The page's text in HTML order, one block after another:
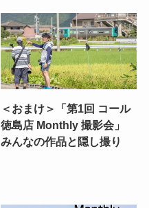
＜おまけ＞「第1回 コール
徳島店 Monthly 撮影会」
みんなの作品と隠し撮り